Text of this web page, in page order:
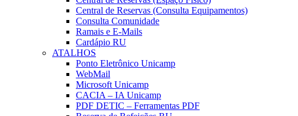
Central de Reservas (Consulta Equipamentos)
Consulta Comunidade
Ramais e E-Mails
Cardápio RU
ATALHOS
Ponto Eletrônico Unicamp
WebMail
Microsoft Unicamp
CACIA – IA Unicamp
PDF DETIC – Ferramentas PDF